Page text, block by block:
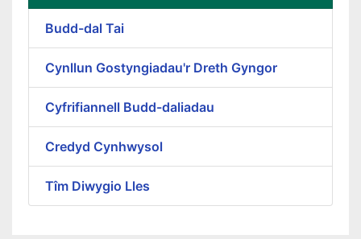
Budd-dal Tai
Cynllun Gostyngiadau'r Dreth Gyngor
Cyfrifiannell Budd-daliadau
Credyd Cynhwysol
Tîm Diwygio Lles